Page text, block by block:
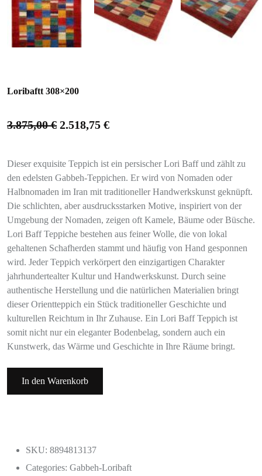
Loribaftt 308×200
3.875,00€ 2.518,75 €
Dieser exquisite Teppich ist ein persischer Lori Baff und zählt zu
den edelsten Gabbeh-Teppichen. Er wird von Nomaden oder
Halbnomaden im Iran mit traditioneller Handwerkskunst geknüpft.
Die schlichten, aber ausdrucksstarken Motive, inspiriert von der
Umgebung der Nomaden, zeigen oft Kamele, Bäume oder Büsche.
Lori Baff Teppiche bestehen aus feiner Wolle, die von lokal
gehaltenen Schafherden stammt und häufig von Hand gesponnen
wird. Jeder Teppich verkörpert den einzigartigen Charakter
jahrhundertealter Kultur und Handwerkskunst. Durch seine
authentische Herstellung und die natürlichen Materialien bringt
dieser Orientteppich ein Stück traditioneller Geschichte und
kulturellen Reichtum in Ihr Zuhause. Ein Lori Baff Teppich ist
somit nicht nur ein eleganter Bodenbelag, sondern auch ein
Kunstwerk, das Wärme und Geschichte in Ihre Räume bringt.
In den Warenkorb
SKU: 8894813137
Categories: Gabbeh-Loribaft